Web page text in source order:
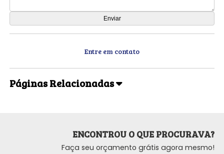
Entre em contato
Páginas Relacionadas
ENCONTROU O QUE PROCURAVA?
Faça seu orçamento grátis agora mesmo!